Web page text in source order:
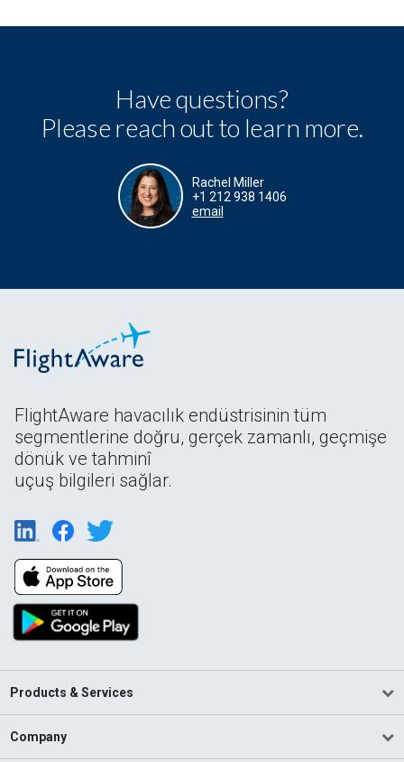
Have questions?
Please reach out to learn more.
Rachel Miller
+1 212 938 1406
email
FlightAware havacılık endüstrisinin tüm
segmentlerine doğru, gerçek zamanlı, geçmişe
dönük ve tahminî
uçuş bilgileri sağlar.
Products & Services
Company